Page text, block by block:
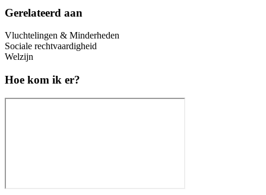
Gerelateerd aan
Vluchtelingen & Minderheden
Sociale rechtvaardigheid
Welzijn
Hoe kom ik er?